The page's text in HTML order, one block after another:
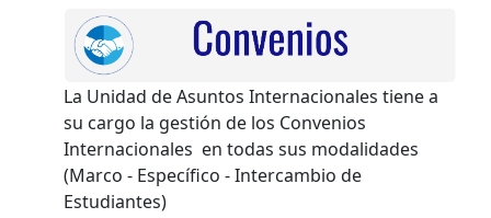
La Unidad de Asuntos Internacionales tiene a
su cargo la gestión de los Convenios
Internacionales en todas sus modalidades
(Marco - Específico - Intercambio de
Estudiantes)